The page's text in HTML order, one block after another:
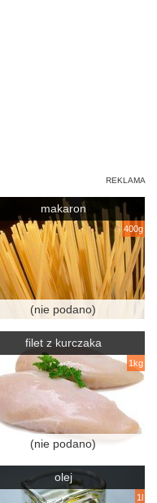
makaron
400g
(nie podano)
filet z kurczaka
1kg
(nie podano)
olej
1l